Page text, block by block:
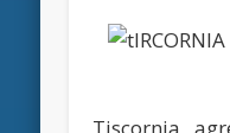
Tiscornia